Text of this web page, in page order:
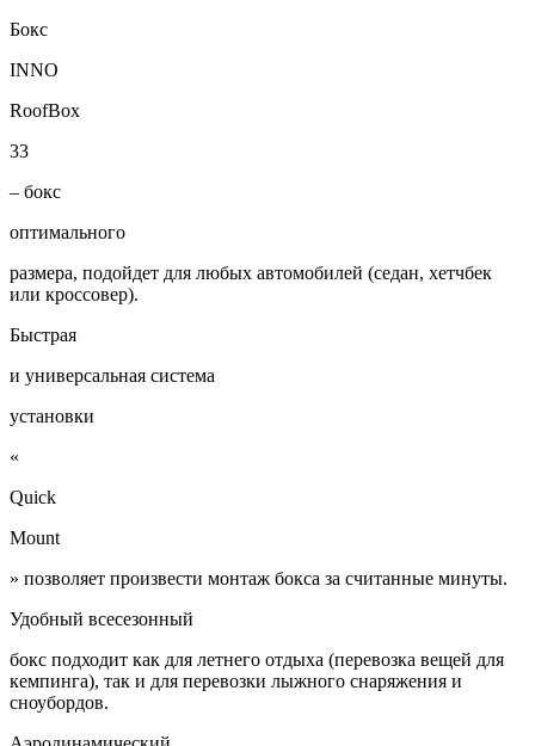
Бокс
INNO
RoofBox
33
– бокс
оптимального
размера, подойдет для любых автомобилей (седан, хетчбек
или кроссовер).
Быстрая
и универсальная система
установки
«
Quick
Mount
» позволяет произвести монтаж бокса за считанные минуты.
Удобный всесезонный
бокс подходит как для летнего отдыха (перевозка вещей для
кемпинга), так и для перевозки лыжного снаряжения и
сноубордов.